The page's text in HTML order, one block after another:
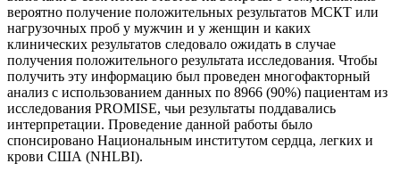
вероятно получение положительных результатов МСКТ или
нагрузочных проб у мужчин и у женщин и каких
клинических результатов следовало ожидать в случае
получения положительного результата исследования. Чтобы
получить эту информацию был проведен многофакторный
анализ с использованием данных по 8966 (90%) пациентам из
исследования PROMISE, чьи результаты поддавались
интерпретации. Проведение данной работы было
спонсировано Национальным институтом сердца, легких и
крови США (NHLBI).